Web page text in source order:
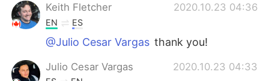
Türkçe
Português
Keith Fletcher 2020.10.23 04:36
EN ES
@Julio Cesar Vargas thank you!
Julio Cesar Vargas 2020.10.23 04:33